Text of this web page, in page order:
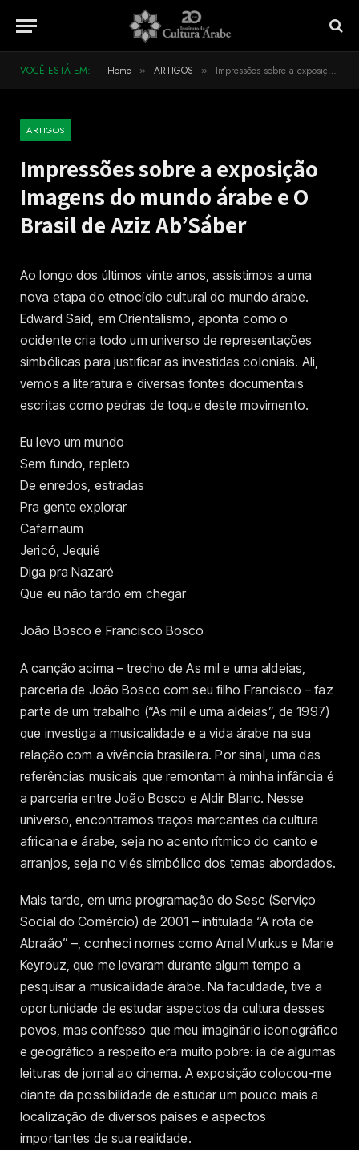
VOCÊ ESTÁ EM: Home » ARTIGOS » Impressões sobre a exposição Imagens do mundo árabe e O Brasil de Aziz Ab’Sáber
ARTIGOS
Impressões sobre a exposição
Imagens do mundo árabe e O
Brasil de Aziz Ab’Sáber
Ao longo dos últimos vinte anos, assistimos a uma
nova etapa do etnocídio cultural do mundo árabe.
Edward Said, em Orientalismo, aponta como o
ocidente cria todo um universo de representações
simbólicas para justificar as investidas coloniais. Ali,
vemos a literatura e diversas fontes documentais
escritas como pedras de toque deste movimento.
Eu levo um mundo
Sem fundo, repleto
De enredos, estradas
Pra gente explorar
Cafarnaum
Jericó, Jequié
Diga pra Nazaré
Que eu não tardo em chegar
João Bosco e Francisco Bosco
A canção acima – trecho de As mil e uma aldeias,
parceria de João Bosco com seu filho Francisco – faz
parte de um trabalho (“As mil e uma aldeias”, de 1997)
que investiga a musicalidade e a vida árabe na sua
relação com a vivência brasileira. Por sinal, uma das
referências musicais que remontam à minha infância é
a parceria entre João Bosco e Aldir Blanc. Nesse
universo, encontramos traços marcantes da cultura
africana e árabe, seja no acento rítmico do canto e
arranjos, seja no viés simbólico dos temas abordados.
Mais tarde, em uma programação do Sesc (Serviço
Social do Comércio) de 2001 – intitulada “A rota de
Abraão” –, conheci nomes como Amal Murkus e Marie
Keyrouz, que me levaram durante algum tempo a
pesquisar a musicalidade árabe. Na faculdade, tive a
oportunidade de estudar aspectos da cultura desses
povos, mas confesso que meu imaginário iconográfico
e geográfico a respeito era muito pobre: ia de algumas
leituras de jornal ao cinema. A exposição colocou-me
diante da possibilidade de estudar um pouco mais a
localização de diversos países e aspectos
importantes de sua realidade.